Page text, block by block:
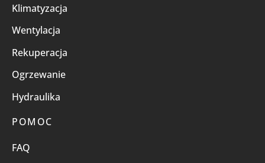
Klimatyzacja
Wentylacja
Rekuperacja
Ogrzewanie
Hydraulika
POMOC
FAQ